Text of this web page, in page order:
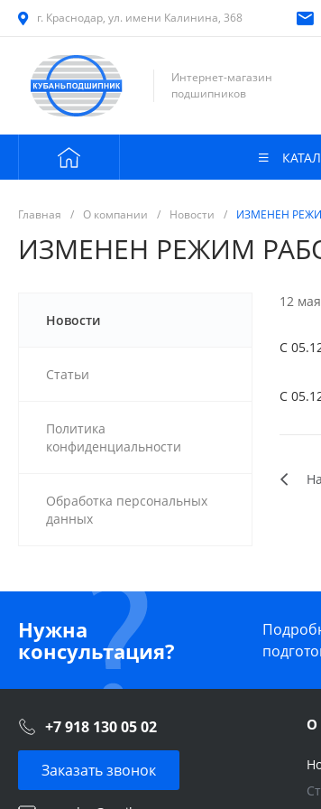
г. Краснодар, ул. имени Калинина, 368
Интернет-магазин
подшипников
Главная / О компании / Новости / ИЗМЕНЕН
ИЗМЕНЕН РЕЖИМ
Новости
Статьи
Политика
конфиденциальности
Обработка персональных
данных
12
С
С
Нужна
консультация?
+7 918 130 05 02
Заказать звонок
О